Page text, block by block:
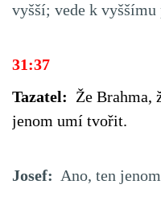
vyšší; vede k vyššímu
31:37
Tazatel: Že Brahma,
jenom umí tvořit.
Josef: Ano, ten